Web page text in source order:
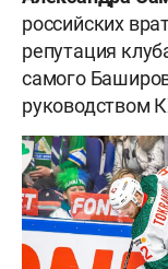
российских
репутация
самого
руководством